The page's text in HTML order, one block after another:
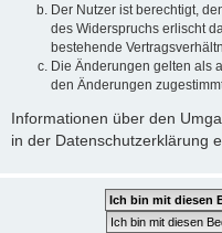
Der Nutzer ist berechtigt,
des Widerspruchs erlischt
bestehende
Die Änderungen gelten als
den Änderungen
Informationen über den
in der Datenschutzerklärung